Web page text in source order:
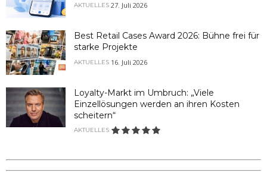
AKTUELLES 27. Juli 2026
Best Retail Cases Award 2026: Bühne frei für
starke Projekte
AKTUELLES 16. Juli 2026
Loyalty-Markt im Umbruch: „Viele
Einzellösungen werden an ihren Kosten
scheitern“
AKTUELLES